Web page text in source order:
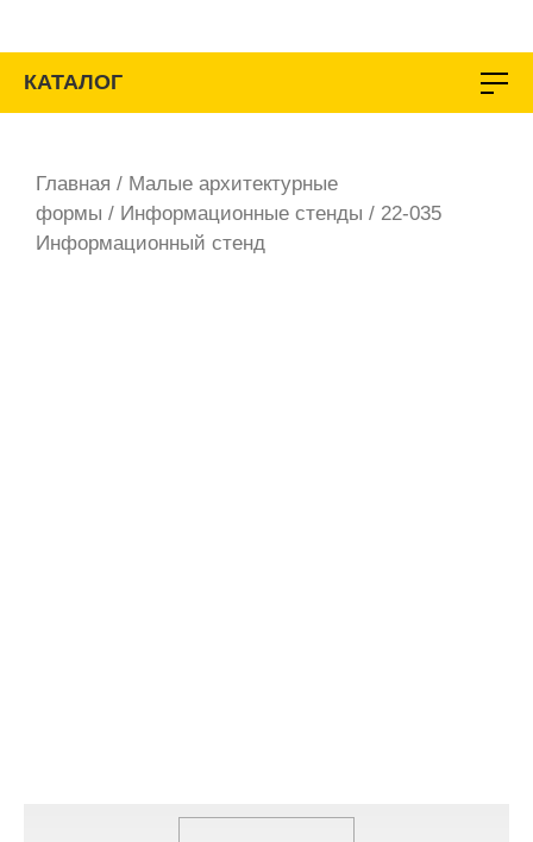
содержимому
КАТАЛОГ
Главная / Малые архитектурные
формы / Информационные стенды / 22-035
Информационный стенд